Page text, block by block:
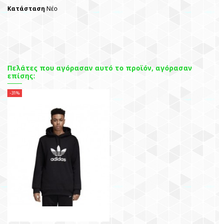
Κατάσταση Νέο
Πελάτες που αγόρασαν αυτό το προϊόν, αγόρασαν
επίσης:
-31%